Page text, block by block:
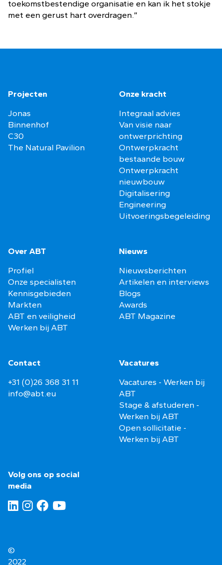
toekomstbestendige organisatie en kan ik het stokje
met een gerust hart overdragen.”
Projecten
Jonas
Binnenhof
C30
The Natural Pavilion
Onze kracht
Integraal advies
Van visie naar
ontwerprichting
Ontwerpkracht
bestaande bouw
Ontwerpkracht
nieuwbouw
Digitalisering
Engineering
Uitvoeringsbegeleiding
Over ABT
Profiel
Onze specialisten
Kennisgebieden
Markten
ABT en veiligheid
Werken bij ABT
Nieuws
Nieuwsberichten
Artikelen en interviews
Blogs
Awards
ABT Magazine
Contact
+31 (0)26 368 31 11
info@abt.eu
Vacatures
Vacatures - Werken bij
ABT
Stage & afstuderen -
Werken bij ABT
Open sollicitatie -
Werken bij ABT
Volg ons op social
media
©
2022